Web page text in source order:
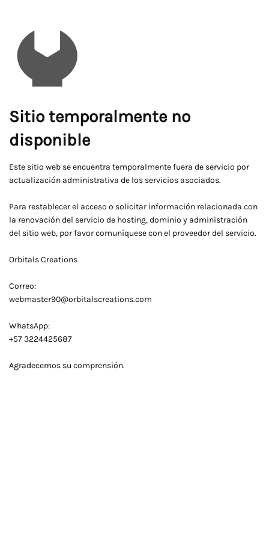
Sitio temporalmente no
disponible
Este sitio web se encuentra temporalmente fuera de servicio por
actualización administrativa de los servicios asociados.
Para restablecer el acceso o solicitar información relacionada con
la renovación del servicio de hosting, dominio y administración
del sitio web, por favor comuníquese con el proveedor del servicio.
Orbitals Creations
Correo:
webmaster90@orbitalscreations.com
WhatsApp:
+57 3224425687
Agradecemos su comprensión.